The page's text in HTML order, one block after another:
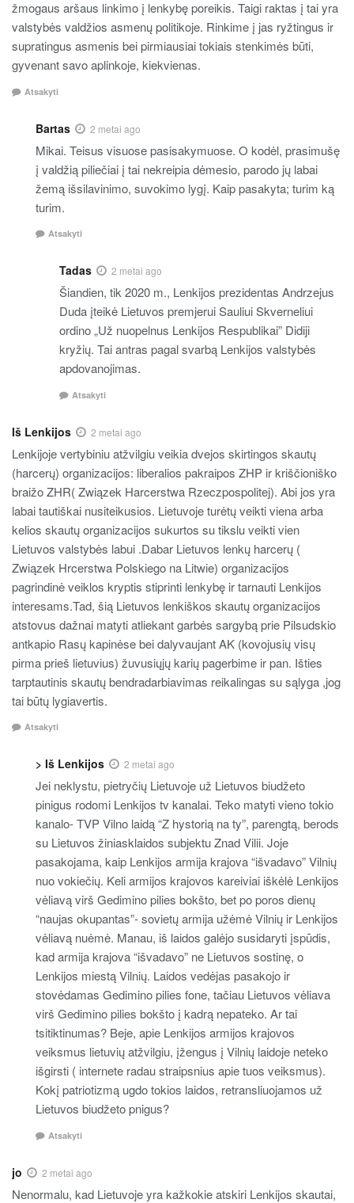
žmogaus aršaus linkimo į lenkybę poreikis. Taigi raktas į tai yra
valstybės valdžios asmenų politikoje. Rinkime į jas ryžtingus ir
supratingus asmenis bei pirmiausiai tokiais stenkimės būti,
gyvenant savo aplinkoje, kiekvienas.
Atsakyti
Bartas 2 metai ago
Mikai. Teisus visuose pasisakymuose. O kodėl, prasimušę
į valdžią piliečiai į tai nekreipia dėmesio, parodo jų labai
žemą išsilavinimo, suvokimo lygį. Kaip pasakyta; turim ką
turim.
Atsakyti
Tadas 2 metai ago
Šiandien, tik 2020 m., Lenkijos prezidentas Andrzejus
Duda įteikė Lietuvos premjerui Sauliui Skverneliui
ordino „Už nuopelnus Lenkijos Respublikai” Didiji
kryžių. Tai antras pagal svarbą Lenkijos valstybės
apdovanojimas.
Atsakyti
Iš Lenkijos 2 metai ago
Lenkijoje vertybiniu atžvilgiu veikia dvejos skirtingos skautų
(harcerų) organizacijos: liberalios pakraipos ZHP ir kriščioniško
braižo ZHR( Związek Harcerstwa Rzeczpospolitej). Abi jos yra
labai tautiškai nusiteikusios. Lietuvoje turėtų veikti viena arba
kelios skautų organizacijos sukurtos su tikslu veikti vien
Lietuvos valstybės labui .Dabar Lietuvos lenkų harcerų (
Związek Hrcerstwa Polskiego na Litwie) organizacijos
pagrindinė veiklos kryptis stiprinti lenkybę ir tarnauti Lenkijos
interesams.Tad, šią Lietuvos lenkiškos skautų organizacijos
atstovus dažnai matyti atliekant garbės sargybą prie Pilsudskio
antkapio Rasų kapinėse bei dalyvaujant AK (kovojusių visų
pirma prieš lietuvius) žuvusiųjų karių pagerbime ir pan. Išties
tarptautinis skautų bendradarbiavimas reikalingas su sąlyga ,jog
tai būtų lygiavertis.
Atsakyti
> Iš Lenkijos 2 metai ago
Jei neklystu, pietryčių Lietuvoje už Lietuvos biudžeto
pinigus rodomi Lenkijos tv kanalai. Teko matyti vieno tokio
kanalo- TVP Vilno laidą “Z hystorią na ty”, parengtą, berods
su Lietuvos žiniasklaidos subjektu Znad Vilii. Joje
pasakojama, kaip Lenkijos armija krajova “išvadavo” Vilnių
nuo vokiečių. Keli armijos krajovos kareiviai iškėlė Lenkijos
vėliavą virš Gedimino pilies bokšto, bet po poros dienų
“naujas okupantas”- sovietų armija užėmė Vilnių ir Lenkijos
vėliavą nuėmė. Manau, iš laidos galėjo susidaryti įspūdis,
kad armija krajova “išvadavo” ne Lietuvos sostinę, o
Lenkijos miestą Vilnių. Laidos vedėjas pasakojo ir
stovėdamas Gedimino pilies fone, tačiau Lietuvos vėliava
virš Gedimino pilies bokšto į kadrą nepateko. Ar tai
tsitiktinumas? Beje, apie Lenkijos armijos krajovos
veiksmus lietuvių atžvilgiu, įžengus į Vilnių laidoje neteko
išgirsti ( internete radau straipsnius apie tuos veiksmus).
Kokį patriotizmą ugdo tokios laidos, retransliuojamos už
Lietuvos biudžeto pnigus?
Atsakyti
jo 2 metai ago
Nenormalu, kad Lietuvoje yra kažkokie atskiri Lenkijos skautai,